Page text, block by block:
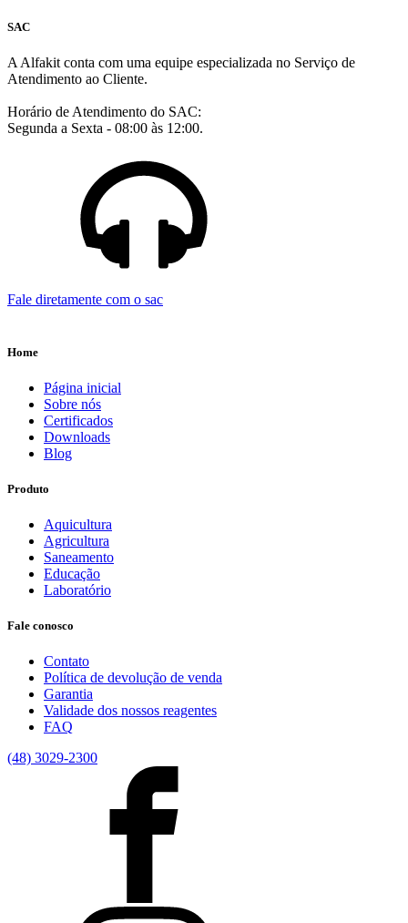
SAC
A Alfakit conta com uma equipe especializada no Serviço de
Atendimento ao Cliente.
Horário de Atendimento do SAC:
Segunda a Sexta - 08:00 às 12:00.
Fale diretamente com o sac
Home
Página inicial
Sobre nós
Certificados
Downloads
Blog
Produto
Aquicultura
Agricultura
Saneamento
Educação
Laboratório
Fale conosco
Contato
Política de devolução de venda
Garantia
Validade dos nossos reagentes
FAQ
(48) 3029-2300